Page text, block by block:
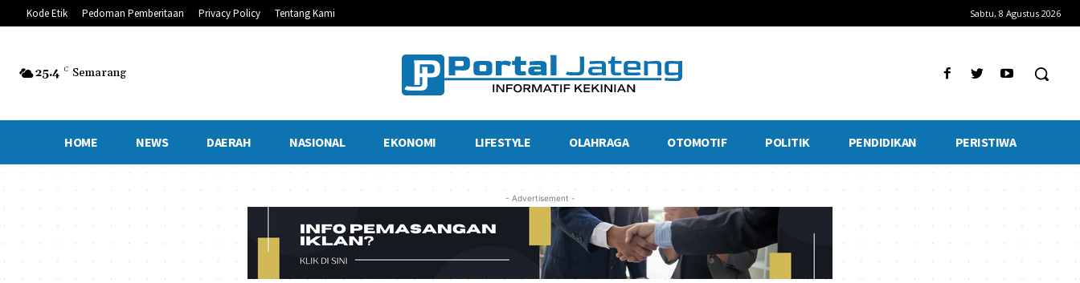
Kode Etik Pedoman Pemberitaan Privacy Policy Tentang Kami Sabtu, 8 Agustus 2026
25.4 C Semarang
HOME NEWS DAERAH NASIONAL EKONOMI LIFESTYLE OLAHRAGA OTOMOTIF POLITIK PENDIDIKAN PERISTIWA
- Advertisement -